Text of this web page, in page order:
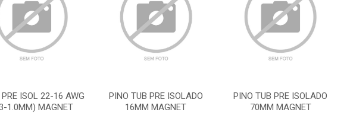
ISOL 22-16 AWG
1.0MM) MAGNET
PINO TUB PRE ISOLADO
16MM MAGNET
PINO TUB PRE ISOLADO
70MM MAGNET